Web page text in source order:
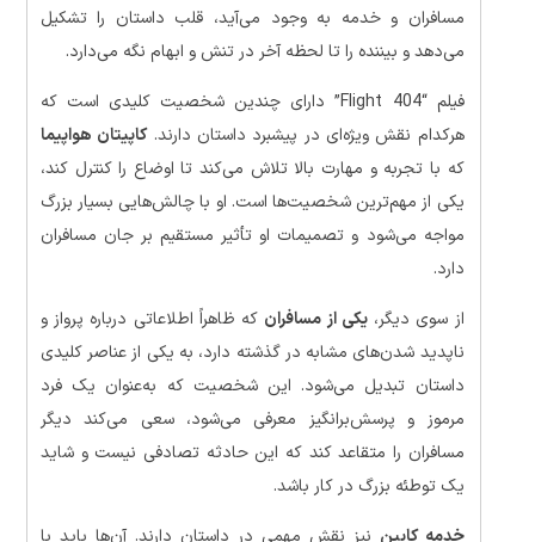
مسافران و خدمه به وجود می‌آید، قلب داستان را تشکیل
می‌دهد و بیننده را تا لحظه آخر در تنش و ابهام نگه می‌دارد.
فیلم “Flight 404” دارای چندین شخصیت کلیدی است که
هرکدام نقش ویژه‌ای در پیشبرد داستان دارند.کاپیتان هواپیما
که با تجربه و مهارت بالا تلاش می‌کند تا اوضاع را کنترل کند،
یکی از مهم‌ترین شخصیت‌ها است. او با چالش‌هایی بسیار بزرگ
مواجه می‌شود و تصمیمات او تأثیر مستقیم بر جان مسافران
دارد.
از سوی دیگر،یکی از مسافران که ظاهراً اطلاعاتی درباره پرواز و
ناپدید شدن‌های مشابه در گذشته دارد، به یکی از عناصر کلیدی
داستان تبدیل می‌شود. این شخصیت که به‌عنوان یک فرد
مرموز و پرسش‌برانگیز معرفی می‌شود، سعی می‌کند دیگر
مسافران را متقاعد کند که این حادثه تصادفی نیست و شاید
یک توطئه بزرگ در کار باشد.
خدمه کابین نیز نقش مهمی در داستان دارند. آن‌ها باید با